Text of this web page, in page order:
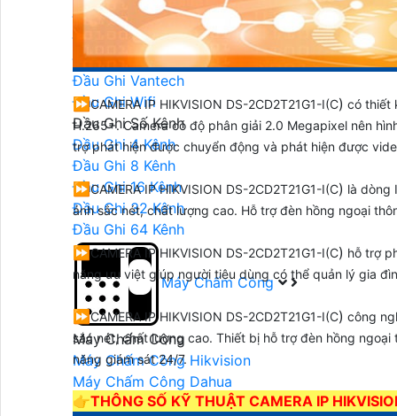
Đầu Ghi Dahua
Đầu Ghi Hikvision
Đầu Ghi Kbvision
Đầu Ghi Vantech
Đầu Ghi Wifi
Đầu Ghi Số Kênh
Đầu Ghi 4 Kênh
Đầu Ghi 8 Kênh
Đầu Ghi 16 Kênh
Đầu Ghi 32 Kênh
Đầu Ghi 64 Kênh
Máy Chấm Công
Máy Chấm Công
Máy Chấm Công Hikvision
Máy Chấm Công Dahua
Máy Chấm Công Kbvision
⏩CAMERA IP HIKVISION DS-2CD2T21G1-I(C) có thiết
H.265+. Camera có độ phân giải 2.0 Megapixel nên
trợ phát hiện được chuyển động và phát hiện được
⏩CAMERA IP HIKVISION DS-2CD2T21G1-I(C) là dòng
ảnh sắc nét, chất lượng cao. Hỗ trợ đèn hồng ngoại
⏩CAMERA IP HIKVISION DS-2CD2T21G1-I(C) hỗ trợ
năng ưu việt giúp người tiêu dùng có thể quản lý gia
⏩CAMERA IP HIKVISION DS-2CD2T21G1-I(C) công
sắc nét, chất lượng cao. Thiết bị hỗ trợ đèn hồng
năng giám sát 24/7.
👉THÔNG SỐ KỸ THUẬT CAMERA IP